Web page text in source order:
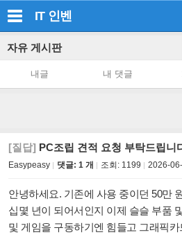
IT 인벤
자유 게시판
내글 내 댓글
[질답] PC조립 견적 요청 부탁드립니
Easypeasy 댓글: 1 개 조회: 1199 2026-
안녕하세요. 기존에 사용 중이던 50만
십몇 년이 되어서인지 이제 슬슬 부품
및 게임을 구동하기엔 힘들고 그래픽